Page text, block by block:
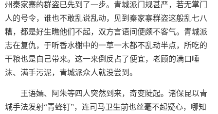
州秦家寨的群盗已先到了一步。青城派门规甚严，若无掌门
人的号令，谁也不敢乱说乱动，见到秦家寨群盗这般乱七八
糟，都是好生瞧他们不起，双方言语间便颇不客气。青城派
志在复仇，于听香水榭中的一草一木都不乱动半点，所吃的
干粮也是自己带来。这一来倒反占了便宜，老顾的满口唾
沫、满手污泥，青城派众人就没尝到。
王语嫣、阿朱等四人突然到来，奇变陡起。诸保昆以青
城手法发射“青蜂钉”，连司马卫生前也丝毫不起疑心，哪知